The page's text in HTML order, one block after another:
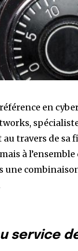
en
travers de sa
à
une
service